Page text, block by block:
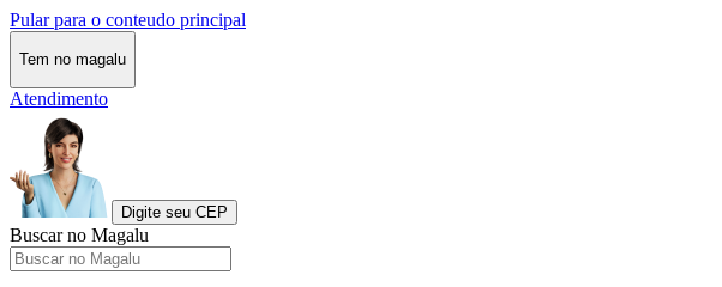
Pular para o conteudo principal
Tem no magalu
Atendimento
Digite seu CEP
Buscar no Magalu